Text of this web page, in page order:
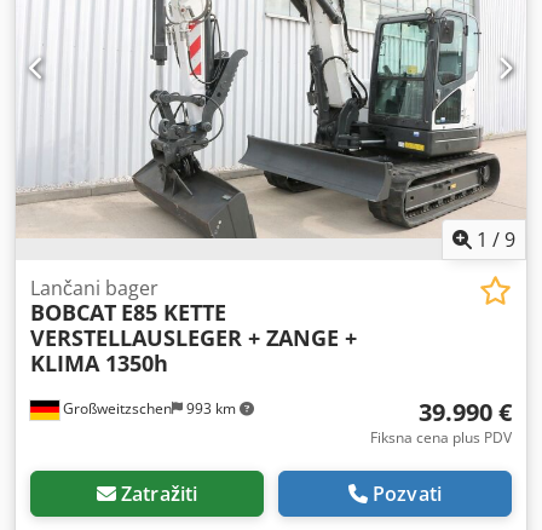
Tehničko stanje: Novo Prednje gume, tip: Vulkollan Stanje
prednjih guma: 80 - 100% Zadnje gume, tip: Vulkollan
Stanje zadnjih guma: 60 - 80% Napon baterije: 24V
Kapacitet baterije: 20Ah Tip baterije: Litijum-jonska Godina
proizvodnje baterije: 2024 Stanje baterije: 80 - 100% CE
sertifikat, Litijum-jonska baterija, ne zahteva održavanje,
1 /9
Großweitzschen 993 km
Lančani bager
BOBCAT E85 KETTE
VERSTELLAUSLEGER + ZANGE +
KLIMA 1350h
39.990 €
Fiksna cena plus PDV
Zatražiti Pozvati